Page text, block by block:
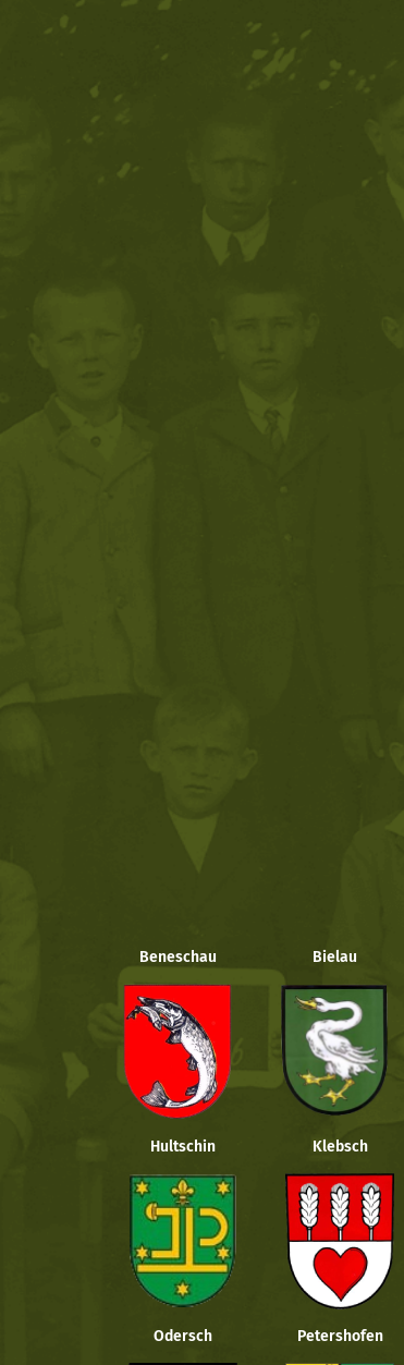
Beneschau Bielau
Hultschin Klebsch
Odersch Petershofen